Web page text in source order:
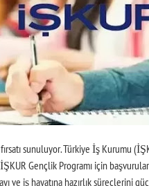
sunuluyor. Türkiye İş Kurumu
Gençlik Programı için
ve iş hayatına hazırlık süreçlerini